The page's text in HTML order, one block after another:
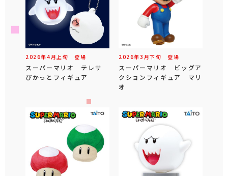
2026年4 月 上旬 登場
スーパーマリオ テレサ
ぴかっとフィギュア
2026年3 月下旬 登場
スーパーマリオ ビッグア
クションフィギュア マリ
オ